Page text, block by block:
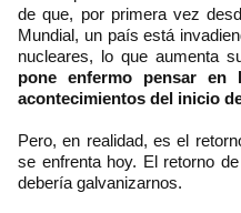
de que, por primera vez
Mundial, un país está
nucleares, lo que aumenta
pone enfermo pensar en
acontecimientos del inicio
Pero, en realidad, es el
se enfrenta hoy. El retorno
debería galvanizarnos.